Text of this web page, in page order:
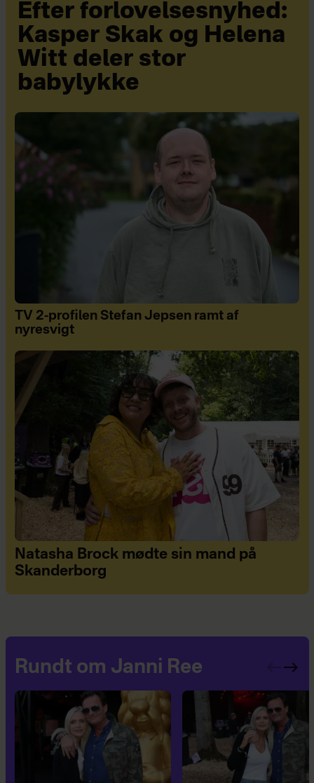
Efter forlovelsesnyhed:
Kasper Skak og Helena
Witt deler stor
babylykke
TV 2-profilen Stefan Jepsen ramt af
nyresvigt
Natasha Brock mødte sin mand på
Skanderborg
Rundt om Janni Ree